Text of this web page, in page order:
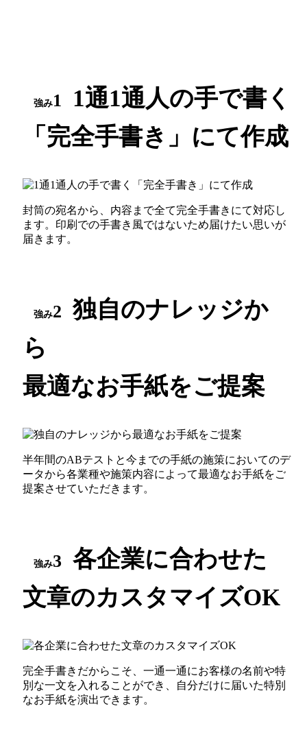
強み1
1通1通人の手で書く
「完全手書き」にて作成
封筒の宛名から、内容まで全て完全手書きにて対応し
ます。印刷での手書き風ではないため届けたい思いが
届きます。
強み2 独自のナレッジか
ら
最適なお手紙をご提案
半年間のABテストと今までの手紙の施策においてのデ
ータから各業種や施策内容によって最適なお手紙をご
提案させていただきます。
強み3 各企業に合わせた
文章のカスタマイズOK
完全手書きだからこそ、一通一通にお客様の名前や特
別な一文を入れることができ、自分だけに届いた特別
なお手紙を演出できます。